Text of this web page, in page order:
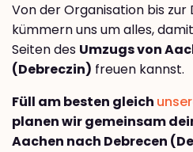
Von der Organisation bis
kümmern uns um alles,
Seiten des Umzugs von
(Debreczin) freuen kannst.
Füll am besten gleich
planen wir gemeinsam
Aachen nach Debrecen